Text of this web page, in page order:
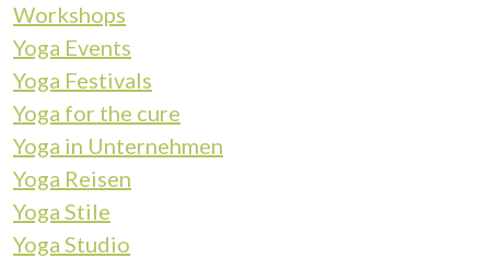
Workshops
Yoga Events
Yoga Festivals
Yoga for the cure
Yoga in Unternehmen
Yoga Reisen
Yoga Stile
Yoga Studio